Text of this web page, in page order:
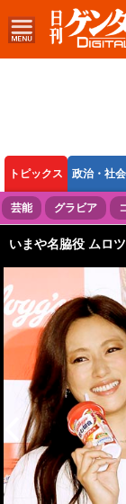
トピックス 政治・社会
ボートレース 競輪
芸能 グラビア
いまや名脇役 ムロ